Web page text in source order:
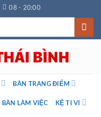
08 - 20:00
BÀN TRANG ĐIỂM
BÀN LÀM VIỆC KỆ TI VI